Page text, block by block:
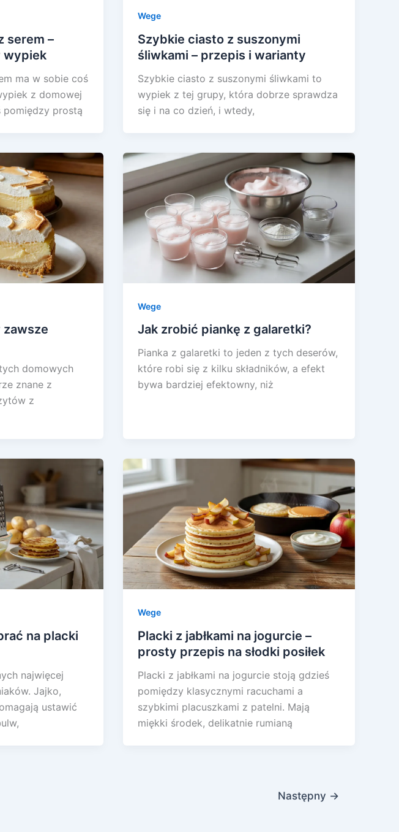
serem –
wypiek
ma w sobie coś
z domowej
prostą
Wege
Szybkie ciasto z suszonymi
śliwkami – przepis i warianty
Szybkie ciasto z suszonymi śliwkami to
wypiek z tej grupy, która dobrze sprawdza
się i na co dzień, i wtedy,
zawsze
domowych
znane z
z
Wege
Jak zrobić piankę z galaretki?
Pianka z galaretki to jeden z tych deserów,
które robi się z kilku składników, a efekt
bywa bardziej efektowny, niż
na placki
najwięcej
Jajko,
ustawić
Wege
Placki z jabłkami na jogurcie –
prosty przepis na słodki posiłek
Placki z jabłkami na jogurcie stoją gdzieś
pomiędzy klasycznymi racuchami a
szybkimi placuszkami z patelni. Mają
miękki środek, delikatnie rumianą
Następny →